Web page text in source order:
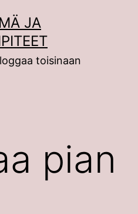
JA
toisinaan
pian